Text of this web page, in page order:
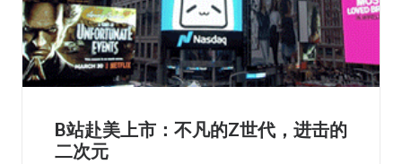
B站赴美上市：不凡的Z世代，进击的
二次元